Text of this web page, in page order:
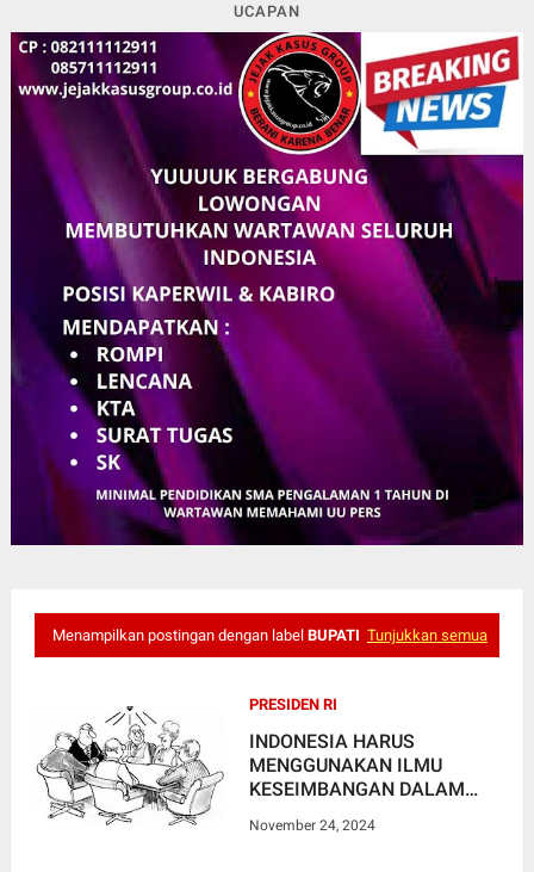
UCAPAN
Menampilkan postingan dengan label BUPATI Tunjukkan semua
PRESIDEN RI
INDONESIA HARUS
MENGGUNAKAN ILMU
KESEIMBANGAN DALAM
KH SUTAN NASOMAL
November 24, 2024